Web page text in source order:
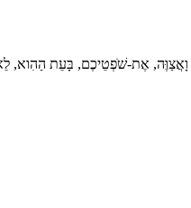
וָאֲצַוֶּה, אֶת-שֹׁפְטֵיכֶם, בָּעֵת הַהִוא,